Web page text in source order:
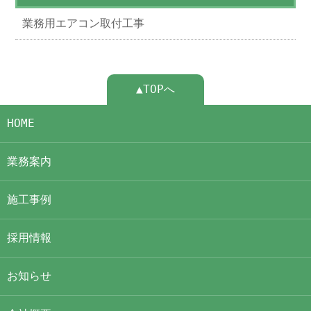
業務用エアコン取付工事
▲TOPへ
HOME
業務案内
施工事例
採用情報
お知らせ